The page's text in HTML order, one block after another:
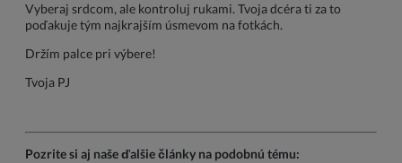
Vyberaj srdcom, ale kontroluj rukami. Tvoja dcéra ti za to
poďakuje tým najkrajším úsmevom na fotkách.
Držím palce pri výbere!
Tvoja PJ
Pozrite si aj naše ďalšie články na podobnú tému: